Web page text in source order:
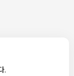
.
요?